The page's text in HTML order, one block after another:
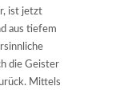
ist jetzt
aus tiefem
die Geister
Mittels